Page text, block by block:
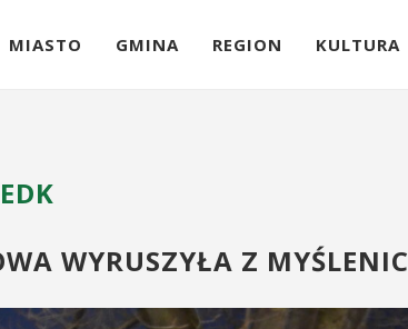
MIASTO GMINA REGION KULTURA
EDK
WYRUSZYŁA Z MYŚLENIC